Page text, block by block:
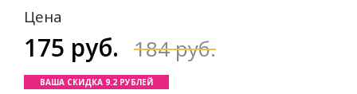
Цена
175 руб. 184 руб.
ВАША СКИДКА 9.2 РУБЛЕЙ